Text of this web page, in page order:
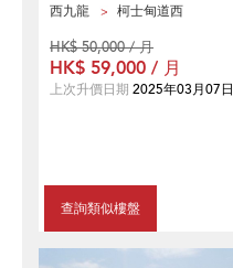
西九龍 柯士甸道西
查詢類似樓盤
HK$ 50,000 / 月
HK$ 59,000 / 月
上次升價日期 2025年03月07日